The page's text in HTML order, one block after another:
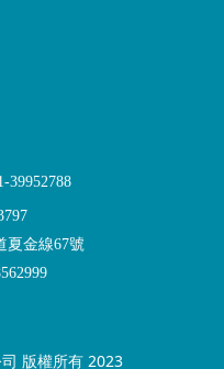
39952788
夏金線67號
版權所有 2023